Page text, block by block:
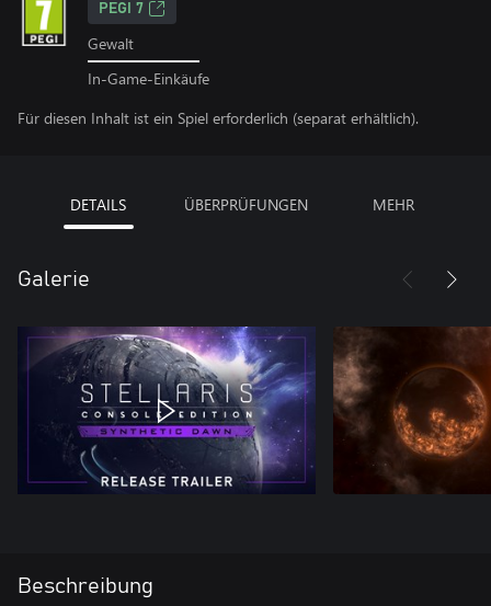
PEGI 7
Gewalt
In-Game-Einkäufe
Für diesen Inhalt ist ein Spiel erforderlich (separat erhältlich).
DETAILS ÜBERPRÜFUNGEN MEHR
Galerie
Beschreibung